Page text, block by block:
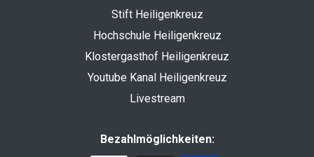
Stift Heiligenkreuz
Hochschule Heiligenkreuz
Klostergasthof Heiligenkreuz
Youtube Kanal Heiligenkreuz
Livestream
Bezahlmöglichkeiten: